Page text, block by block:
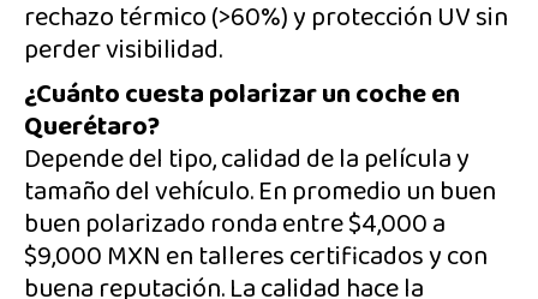
rechazo térmico (>60%) y protección UV sin
perder visibilidad.
¿Cuánto cuesta polarizar un coche en
Querétaro?
Depende del tipo, calidad de la película y
tamaño del vehículo. En promedio un buen
buen polarizado ronda entre $4,000 a
$9,000 MXN en talleres certificados y con
buena reputación. La calidad hace la